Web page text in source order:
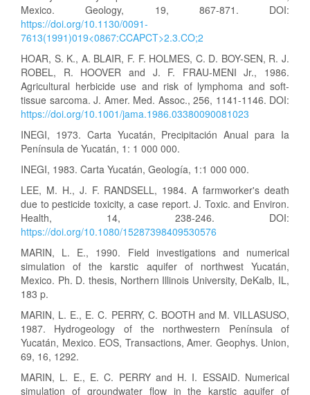
Mexico. Geology, 19, 867-871. DOI:
https://doi.org/10.1130/0091-
7613(1991)019<0867:CCAPCT>2.3.CO;2
HOAR, S. K., A. BLAIR, F. F. HOLMES, C. D. BOY-SEN, R. J.
ROBEL, R. HOOVER and J. F. FRAU-MENI Jr., 1986.
Agricultural herbicide use and risk of lymphoma and soft-
tissue sarcoma. J. Amer. Med. Assoc., 256, 1141-1146. DOI:
https://doi.org/10.1001/jama.1986.03380090081023
INEGI, 1973. Carta Yucatán, Precipitación Anual para Ia
Península de Yucatán, 1: 1 000 000.
INEGI, 1983. Carta Yucatán, Geología, 1:1 000 000.
LEE, M. H., J. F. RANDSELL, 1984. A farmworker's death
due to pesticide toxicity, a case report. J. Toxic. and Environ.
Health, 14, 238-246. DOI:
https://doi.org/10.1080/15287398409530576
MARIN, L. E., 1990. Field investigations and numerical
simulation of the karstic aquifer of northwest Yucatán,
Mexico. Ph. D. thesis, Northern Illinois University, DeKalb, IL,
183 p.
MARIN, L. E., E. C. PERRY, C. BOOTH and M. VILLASUSO,
1987. Hydrogeology of the northwestern Península of
Yucatán, Mexico. EOS, Transactions, Amer. Geophys. Union,
69, 16, 1292.
MARIN, L. E., E. C. PERRY and H. I. ESSAID. Numerical
simulation of groundwater flow in the karstic aquifer of